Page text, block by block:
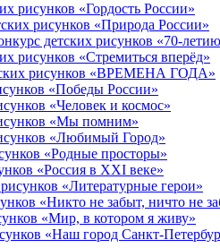
рисунков «Гордость России»
рисунков «Природа России»
детских рисунков «70-
рисунков «Стремиться вперёд»
рисунков «ВРЕМЕНА ГОДА»
«Победы России»
«Человек и космос»
«Мы помним»
«Любимый Город»
«Родные просторы»
«Россия в XXI веке»
«Литературные герои»
«Никто не забыт, ничто не
«Мир, в котором я живу»
«Наш город Санкт-